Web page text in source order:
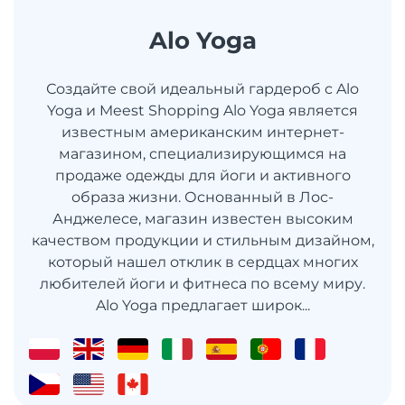
Alo Yoga
Создайте свой идеальный гардероб с Alo
Yoga и Meest Shopping Alo Yoga является
известным американским интернет-
магазином, специализирующимся на
продаже одежды для йоги и активного
образа жизни. Основанный в Лос-
Анджелесе, магазин известен высоким
качеством продукции и стильным дизайном,
который нашел отклик в сердцах многих
любителей йоги и фитнеса по всему миру.
Alo Yoga предлагает широк...